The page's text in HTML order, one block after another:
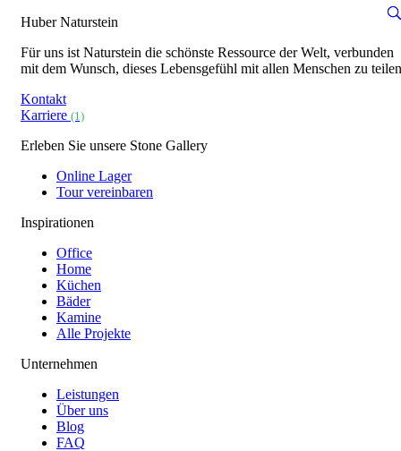
Huber Naturstein
Für uns ist Naturstein die schönste Ressource der Welt, verbunden
mit dem Wunsch, dieses Lebensgefühl mit allen Menschen zu
Kontakt
Karriere (1)
Erleben Sie unsere Stone Gallery
Online Lager
Tour vereinbaren
Inspirationen
Office
Home
Küchen
Bäder
Kamine
Alle Projekte
Unternehmen
Leistungen
Über uns
Blog
FAQ